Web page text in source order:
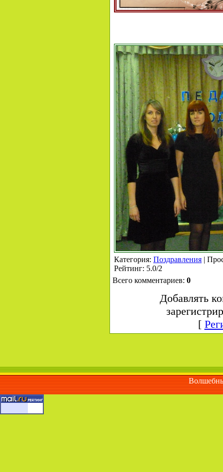
Категория: Поздравления |
Рейтинг: 5.0/2
Всего комментариев: 0
Добавлять
[